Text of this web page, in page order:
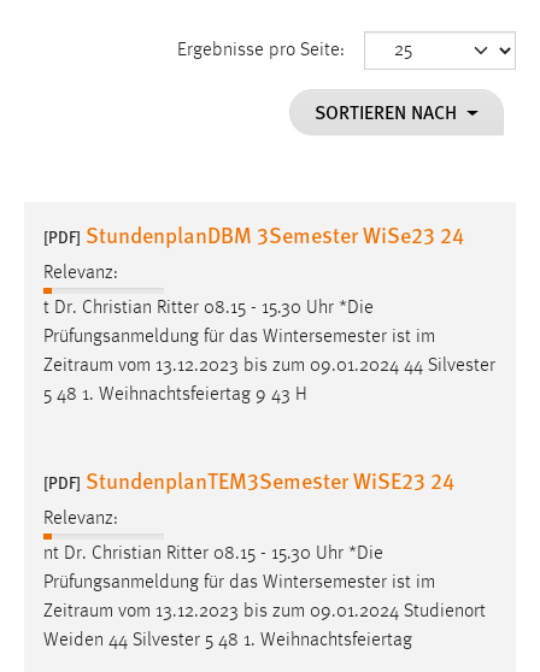
Ergebnisse pro Seite:
SORTIEREN NACH
[PDF] StundenplanDBM 3Semester WiSe23 24
Relevanz:
t Dr. Christian Ritter 08.15 - 15.30 Uhr *Die
Prüfungsanmeldung für das Wintersemester ist im
Zeitraum vom 13.12.2023 bis zum 09.01.2024 44 Silvester
5 48 1. Weihnachtsfeiertag 9 43 H
[PDF] StundenplanTEM3Semester WiSE23 24
Relevanz:
nt Dr. Christian Ritter 08.15 - 15.30 Uhr *Die
Prüfungsanmeldung für das Wintersemester ist im
Zeitraum vom 13.12.2023 bis zum 09.01.2024 Studienort
Weiden 44 Silvester 5 48 1. Weihnachtsfeiertag
Dieser Cookie speichert die ausgewählten Einverständnis-
Performance
Name:
staticfilecache
Zweck:
Für performante Seitenauslieferung wird in diesem Cookie
gespeichert, ob man eingeloggt ist.
Name:
site-language-preference
Zweck:
Das Cookie speichert die gewählte Sprache der Website.
Cookie Laufzeit: